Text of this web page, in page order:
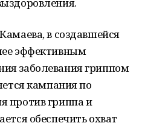
в создавшейся
эффективным
заболевания гриппом
кампания по
против гриппа и
обеспечить охват